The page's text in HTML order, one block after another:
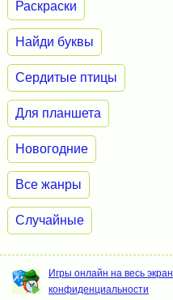
Раскраски
Найди буквы
Сердитые птицы
Для планшета
Новогодние
Все жанры
Случайные
Игры онлайн на весь экран
конфиденциальности